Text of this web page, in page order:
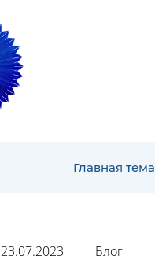
Главная тема
23.07.2023 Блог